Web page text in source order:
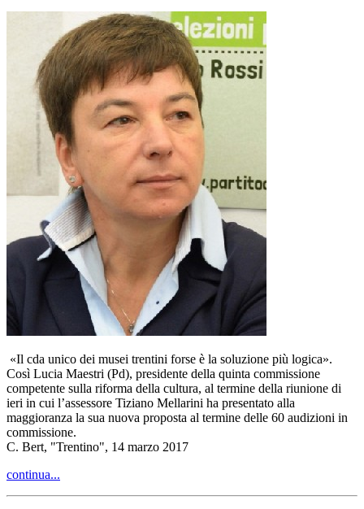
«Il cda unico dei musei trentini forse è la soluzione più logica».
Così Lucia Maestri (Pd), presidente della quinta commissione
competente sulla riforma della cultura, al termine della riunione di
ieri in cui l’assessore Tiziano Mellarini ha presentato alla
maggioranza la sua nuova proposta al termine delle 60 audizioni in
commissione.
C. Bert, "Trentino", 14 marzo 2017
continua...